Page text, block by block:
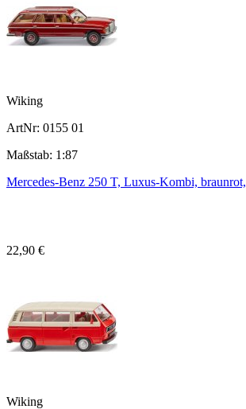
Wiking
ArtNr: 0155 01
Maßstab: 1:87
Mercedes-Benz 250 T, Luxus-Kombi, braunrot,
22,90 €
Wiking